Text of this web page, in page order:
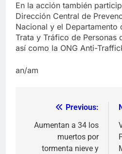
En la acción también
Dirección Central de
Nacional y el Departamento
Trata y Tráfico de Personas
así como la ONG Anti-
an/am
Navegación
de
entradas
Previous:
Aumentan a 34 los
muertos por
tormenta nieve y